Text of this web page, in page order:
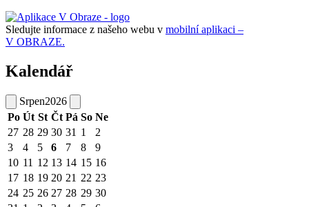
Sledujte informace z našeho webu v mobilní aplikaci –
V OBRAZE.
Kalendář
Srpen2026
Po Út St Čt Pá So Ne
27 28 29 30 31 1
2
3
4 5 6 7 8
9
10 11 12 13 14 15 16
17 18 19 20 21 22 23
24 25 26 27 28 29 30